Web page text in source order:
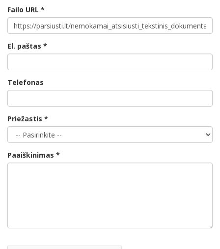
Failo URL *
El. paštas *
Telefonas
Priežastis *
Paaiškinimas *